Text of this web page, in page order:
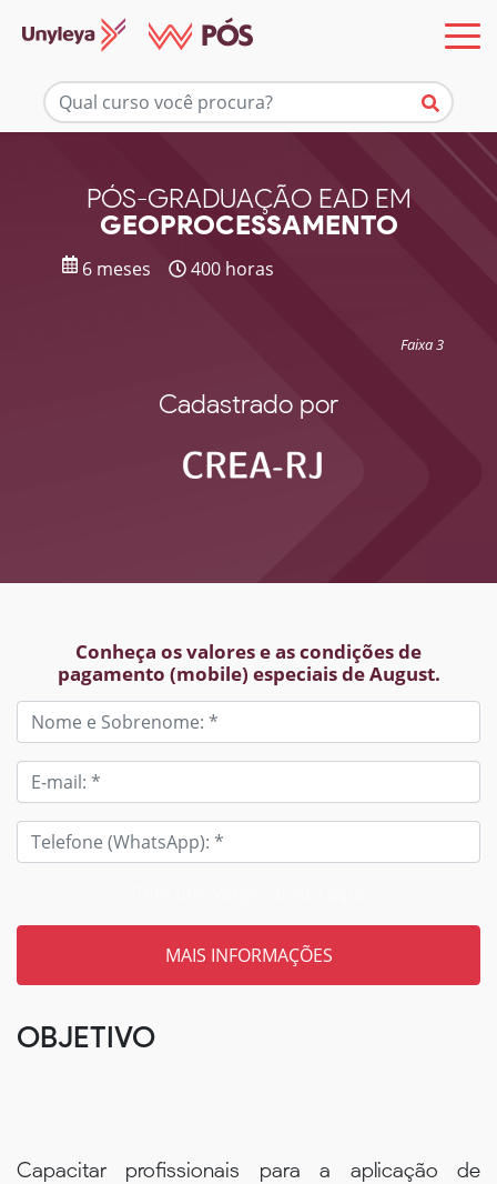
PÓS-GRADUAÇÃO EAD EM
GEOPROCESSAMENTO
6 meses 400 horas
Faixa 3
Cadastrado por
Conheça os valores e as condições de
pagamento (mobile) especiais de August.
Mais informações
OBJETIVO
Capacitar profissionais para a aplicação de